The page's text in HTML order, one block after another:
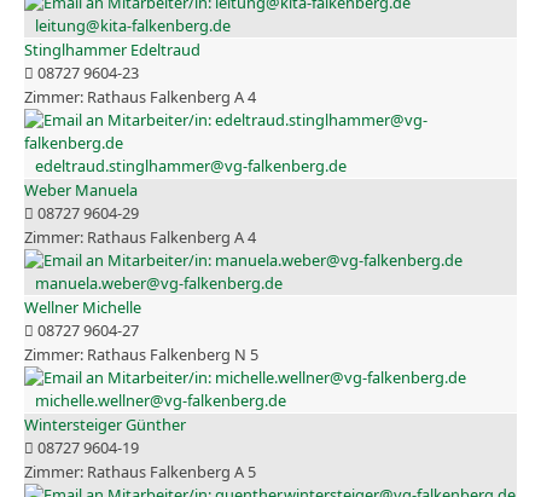
leitung@kita-falkenberg.de
Stinglhammer Edeltraud
08727 9604-23
Rathaus Falkenberg A 4
edeltraud.stinglhammer@vg-falkenberg.de
Weber Manuela
08727 9604-29
Rathaus Falkenberg A 4
manuela.weber@vg-falkenberg.de
Wellner Michelle
08727 9604-27
Rathaus Falkenberg N 5
michelle.wellner@vg-falkenberg.de
Wintersteiger Günther
08727 9604-19
Rathaus Falkenberg A 5